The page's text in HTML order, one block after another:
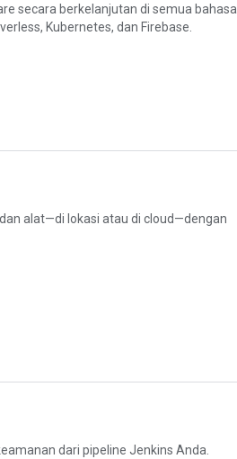
secara berkelanjutan di semua bahasa
Kubernetes, dan Firebase.
alat—di lokasi atau di cloud—dengan
dari pipeline Jenkins Anda.